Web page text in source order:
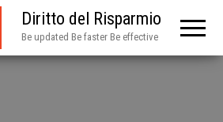
Diritto del Risparmio
Be updated Be faster Be effective